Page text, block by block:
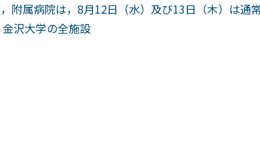
附属病院は，8月12日（水）及び13日（木）は通
沢大学の全施設